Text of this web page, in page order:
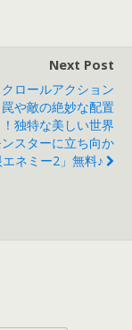
Next Post
ロールアクション
や敵の絶妙な配置
独特な美しい世界
スターに立ち向か
ネミー2」無料♪